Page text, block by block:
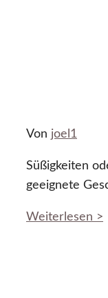
Von joel1
Süßigkeiten
geeignete
Weiterlesen >